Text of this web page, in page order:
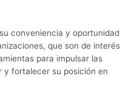
conveniencia y oportunidad
que son de interés
para impulsar las
y fortalecer su posición en